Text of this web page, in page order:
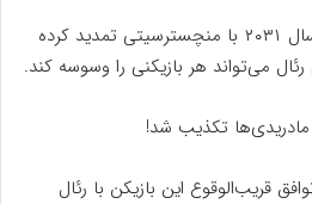
ارلینگ هالند قراردادش را تا سال ۲۰۳۱ با منچسترسیتی تمدید کرده
می‌تواند هر بازیکنی را وسوسه کند.
تکذیب شد!
قریب‌الوقوع این بازیکن با رئال